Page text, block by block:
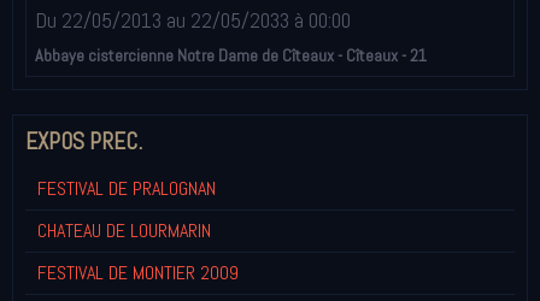
Du 22/05/2013 au 22/05/2033 à 00:00
Abbaye cistercienne Notre Dame de Cîteaux - Cîteaux - 21
EXPOS PREC.
FESTIVAL DE PRALOGNAN
CHATEAU DE LOURMARIN
FESTIVAL DE MONTIER 2009